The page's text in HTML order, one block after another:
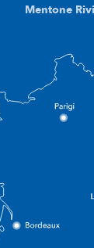
Mentone